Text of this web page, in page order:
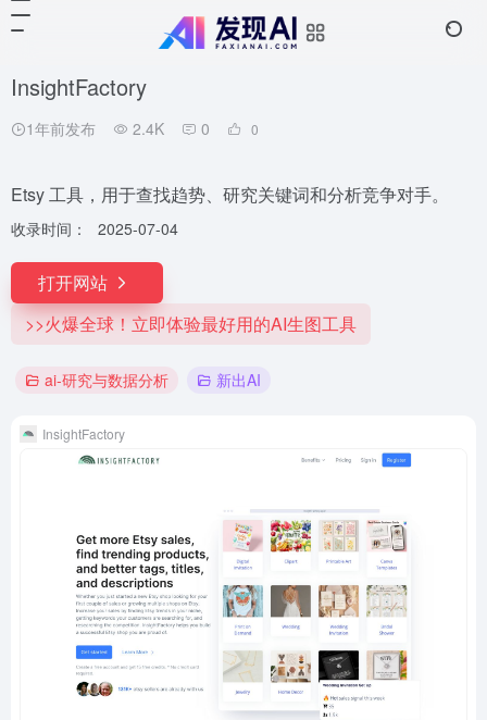
InsightFactory
1年前发布 2.4K 0 0
Etsy 工具，用于查找趋势、研究关键词和分析竞争对手。
收录时间： 2025-07-04
打开网站
>>火爆全球！立即体验最好用的AI生图工具
ai-研究与数据分析 新出AI
InsightFactory